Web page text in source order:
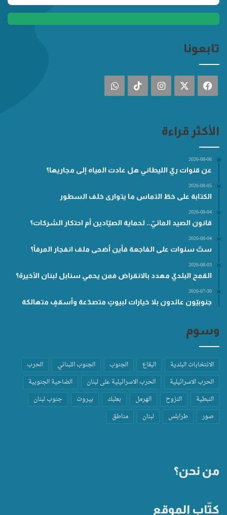
تابعونا
فيسبوك انستقرام ‫TikTokواتساب
الأكثر قراءة
2026-08-06
عن قنوات ريّ الليطاني هل عادت المياه إلى مجاريها؟
2026-08-05
الكتابة على خطّ التماس ما يتوارى خلف السطور
2026-08-04
قانون الصيد المائيّ.. لحماية الصيّادين أم احتكار الشركات؟
2026-08-04
ستّ سنوات على الفاجعة فأين أضحى ملف انفجار المرفأ؟
2026-08-03
القمح البلديّ مهدد بالانقراض فمن يحمي سنابل لبنان الأخيرة؟
2026-07-30
جنوبيّون عائدون بلا خيارات لبيوتٍ متصدّعة وأسقفٍ متهالكة
وسوم
الانتخابات البلدية البقاع الجنوب الجنوب اللبناني
الحرب
الحرب الاسرائيلية
الحرب الاسرائيلية على لبنان
الضاحية الجنوبية
النبطية
النزوح الهرمل بعلبك بيروت
جنوب لبنان
صور
طرابلس لبنان مناطق
من نحن؟
كتّاب الموقع